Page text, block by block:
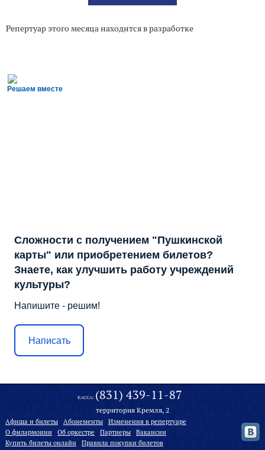
Репертуар этого месяца находится в разработке
Решаем вместе
Сложности с получением "Пушкинской
карты" или приобретением билетов?
Знаете, как улучшить работу учреждений
культуры?
Напишите - решим!
Написать
КАССА: (831) 439-11-87
территория Кремля, 2
Афиша и билеты Абонементы
Изменения в репертуаре
О филармонии
Oб оркестре Партнеры
Вакансии
Купить билеты онлайн
Правила покупки билетов